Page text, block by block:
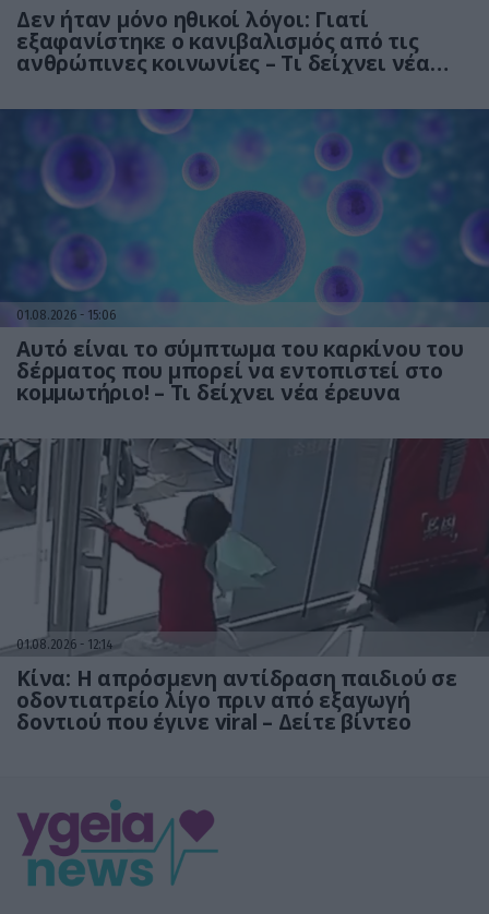
Δεν ήταν μόνο ηθικοί λόγοι: Γιατί
εξαφανίστηκε ο κανιβαλισμός από τις
ανθρώπινες κοινωνίες – Τι δείχνει νέα
01.08.2026 15:06
Αυτό είναι το σύμπτωμα του καρκίνου του
δέρματος που μπορεί να εντοπιστεί στο
κομμωτήριο! – Τι δείχνει νέα έρευνα
01.08.2026 12:14
Κίνα: Η απρόσμενη αντίδραση παιδιού σε
οδοντιατρείο λίγο πριν από εξαγωγή
δοντιού που έγινε viral – Δείτε βίντεο